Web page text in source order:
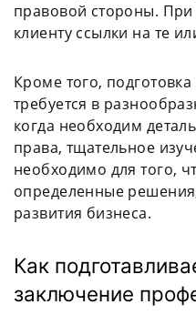
правовой стороны.
клиенту ссылки на те
Кроме того,
требуется в
когда необходим
права, тщательное
необходимо для того,
определенные
развития бизнеса.
Как
заключение